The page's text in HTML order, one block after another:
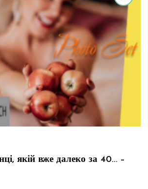
якій вже далеко за 40… –